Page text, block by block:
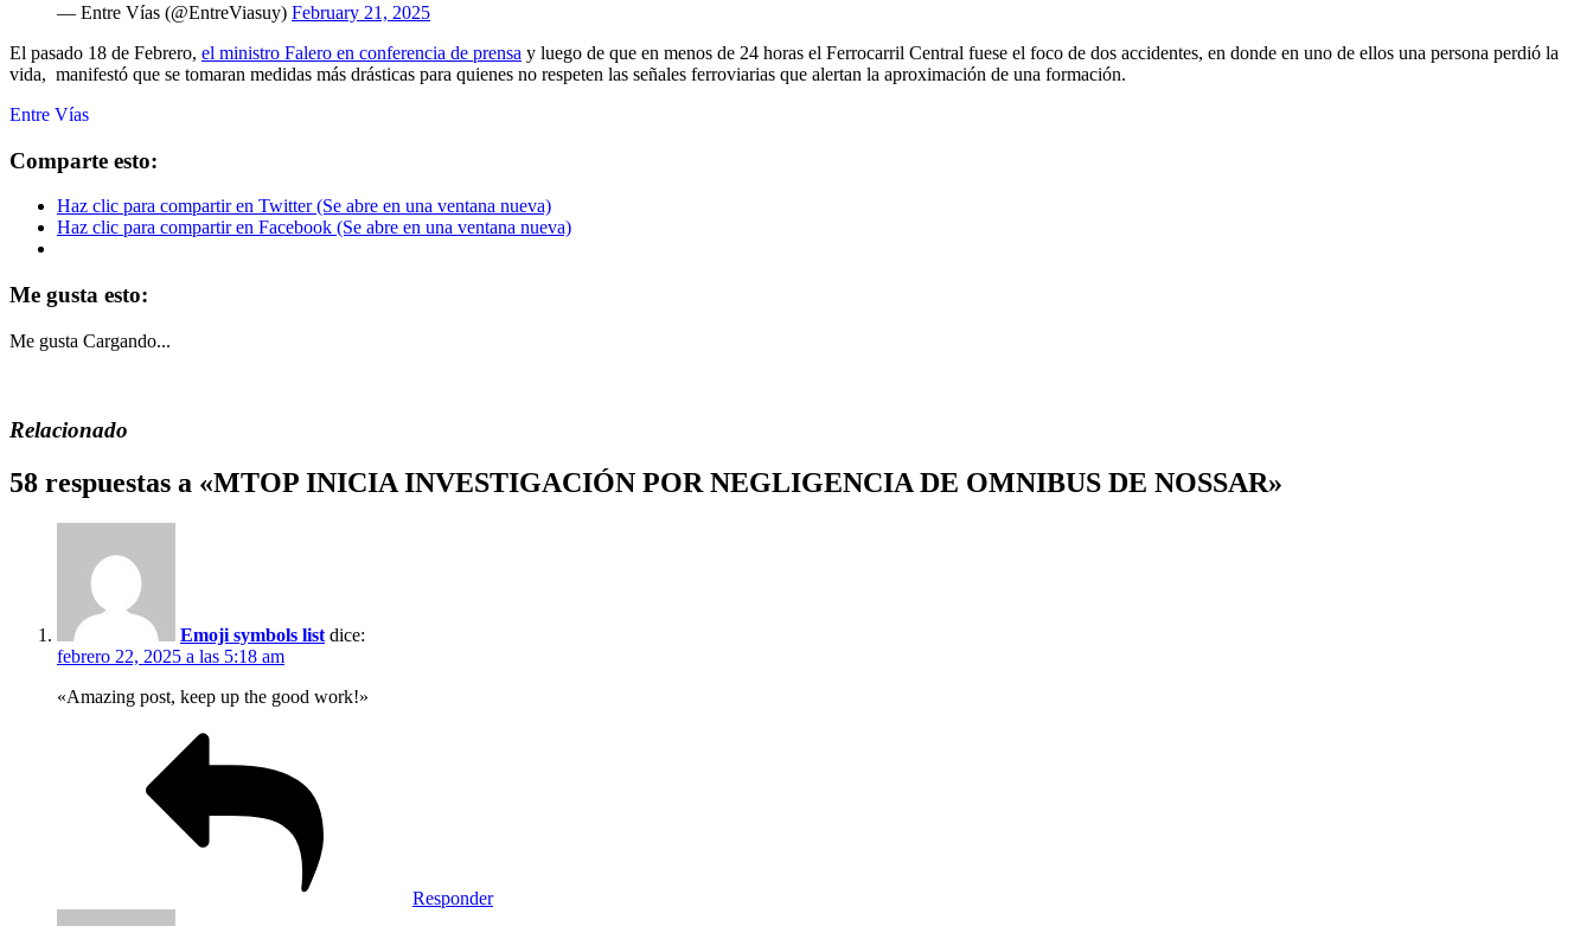
— Entre Vías (@EntreViasuy) February 21, 2025
El pasado 18 de Febrero, el ministro Falero en conferencia de prensa y luego de que en menos de 24 horas el Ferrocarril Central fuese el foco de dos accidentes, en donde en uno de ellos una persona perdió la
vida, manifestó que se tomaran medidas más drásticas para quienes no respeten las señales ferroviarias que alertan la aproximación de una formación.
Entre Vías
Comparte esto:
Haz clic para compartir en Twitter (Se abre en una ventana nueva)
Haz clic para compartir en Facebook (Se abre en una ventana nueva)
Me gusta esto:
Me gusta Cargando...
Relacionado
58 respuestas a «MTOP INICIA INVESTIGACIÓN POR NEGLIGENCIA DE OMNIBUS DE NOSSAR»
Emoji symbols list dice:
febrero 22, 2025 a las 5:18 am
«Amazing post, keep up the good work!»
Responder